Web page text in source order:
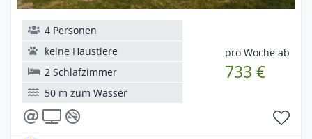
pro Woche ab
733 €
4 Personen
keine Haustiere
2 Schlafzimmer
50 m zum Wasser